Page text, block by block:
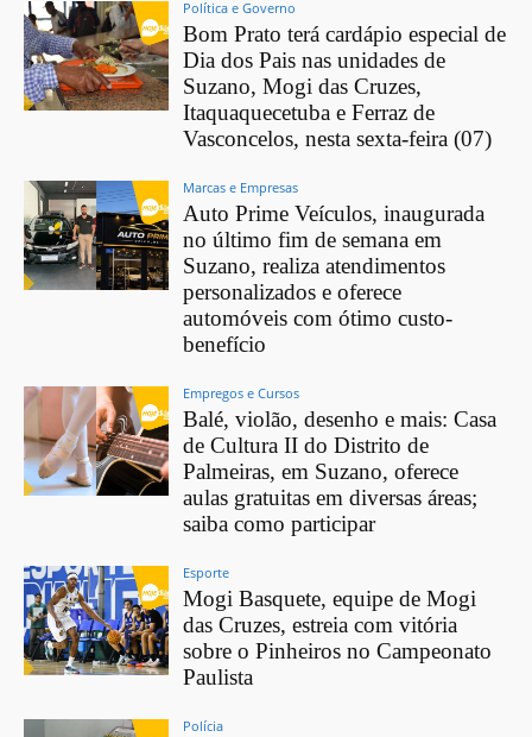
Política e Governo
Bom Prato terá cardápio especial de
Dia dos Pais nas unidades de
Suzano, Mogi das Cruzes,
Itaquaquecetuba e Ferraz de
Vasconcelos, nesta sexta-feira (07)
Marcas e Empresas
Auto Prime Veículos, inaugurada
no último fim de semana em
Suzano, realiza atendimentos
personalizados e oferece
automóveis com ótimo custo-
benefício
Empregos e Cursos
Balé, violão, desenho e mais: Casa
de Cultura II do Distrito de
Palmeiras, em Suzano, oferece
aulas gratuitas em diversas áreas;
saiba como participar
Esporte
Mogi Basquete, equipe de Mogi
das Cruzes, estreia com vitória
sobre o Pinheiros no Campeonato
Paulista
Polícia